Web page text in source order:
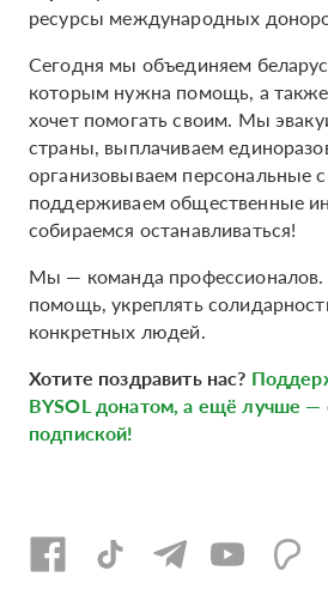
ресурсы международных
Сегодня мы объединяем
которым нужна помощь, а также
хочет помогать своим. Мы
страны, выплачиваем
организовываем персональные
поддерживаем общественные
собираемся останавливаться!
Мы — команда
помощь, укреплять
конкретных людей.
Хотите поздравить нас?
BYSOL донатом, а ещё лучше
подпиской!